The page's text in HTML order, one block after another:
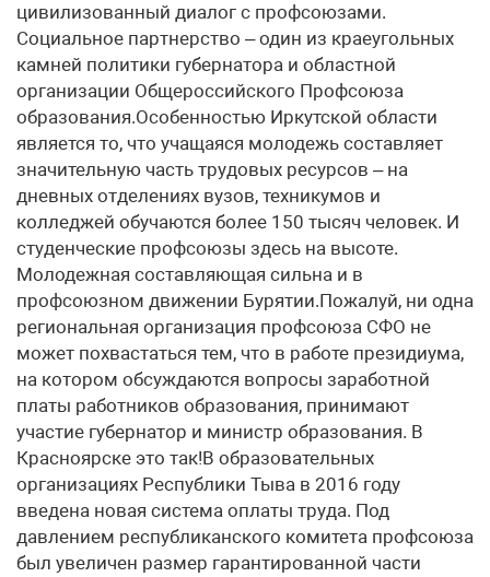
цивилизованный диалог с профсоюзами.
Социальное партнерство – один из краеугольных
камней политики губернатора и областной
организации Общероссийского Профсоюза
образования.Особенностью Иркутской области
является то, что учащаяся молодежь составляет
значительную часть трудовых ресурсов – на
дневных отделениях вузов, техникумов и
колледжей обучаются более 150 тысяч человек. И
студенческие профсоюзы здесь на высоте.
Молодежная составляющая сильна и в
профсоюзном движении Бурятии.Пожалуй, ни одна
региональная организация профсоюза СФО не
может похвастаться тем, что в работе президиума,
на котором обсуждаются вопросы заработной
платы работников образования, принимают
участие губернатор и министр образования. В
Красноярске это так!В образовательных
организациях Республики Тыва в 2016 году
введена новая система оплаты труда. Под
давлением республиканского комитета профсоюза
был увеличен размер гарантированной части